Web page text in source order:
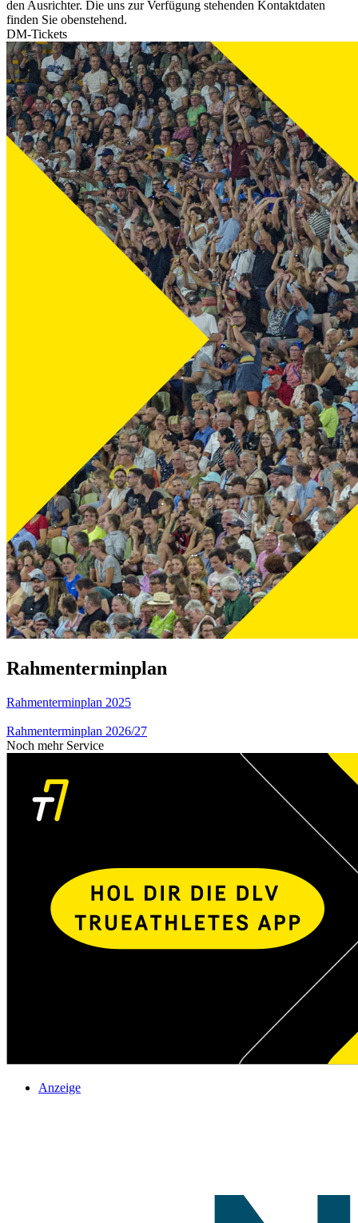
den Ausrichter. Die uns zur Verfügung stehenden Kontaktdaten
finden Sie obenstehend.
DM-Tickets
Rahmenterminplan
Rahmenterminplan 2025
Rahmenterminplan 2026/27
Noch mehr Service
Anzeige